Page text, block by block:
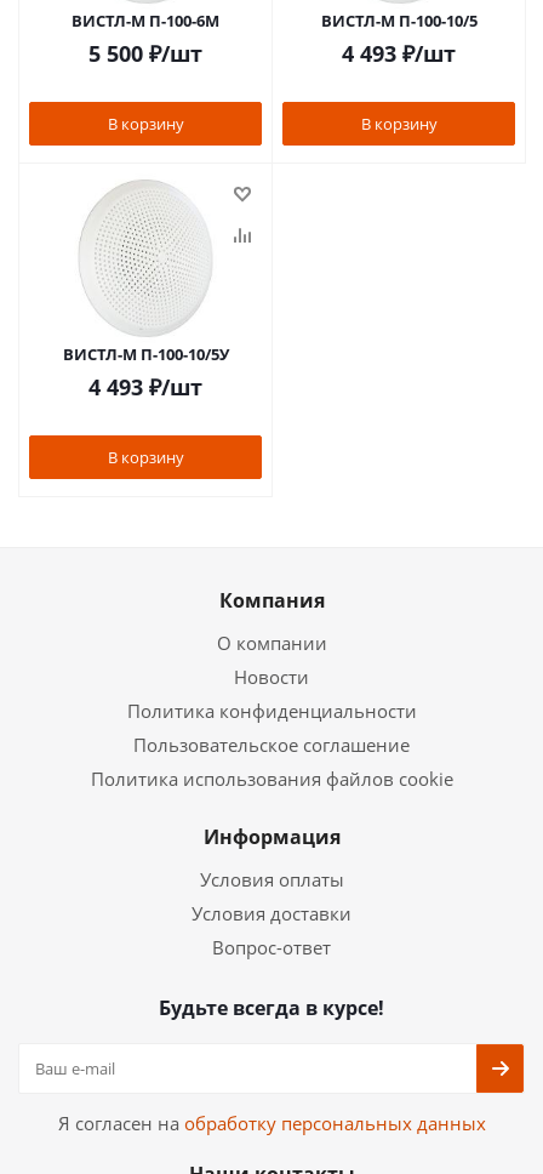
ВИСТЛ-М П-100-6М
5 500 ₽/шт
В корзину
ВИСТЛ-М П-100-10/5
4 493 ₽/шт
В корзину
ВИСТЛ-М П-100-10/5У
4 493 ₽/шт
В корзину
Компания
О компании
Новости
Политика конфиденциальности
Пользовательское соглашение
Политика использования файлов cookie
Информация
Условия оплаты
Условия доставки
Вопрос-ответ
Будьте всегда в курсе!
Я согласен на обработку персональных данных